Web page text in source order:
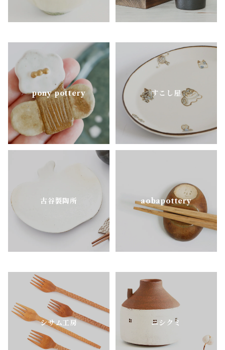
pony pottery
pony pottery すこし屋
古谷製陶所 aobapottery
シサム工房 ニシクミ